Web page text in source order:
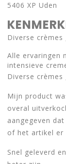
5406 XP Uden
Diverse
Alle ervaringen
intensieve
Diverse
Mijn product
overal
aangegeven
of het artikel er
Snel geleverd